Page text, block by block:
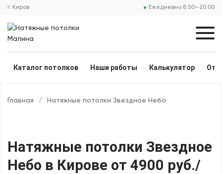
г. Киров Ежедневно 8:00—20:00
Каталог потолков Наши работы Калькулятор
Главная / Натяжные потолки Звездное Небо
Натяжные потолки Звездное
Небо в Кирове от 4900 руб./